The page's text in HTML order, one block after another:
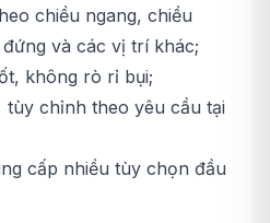
chiều ngang, chiều
và các vị trí khác;
không rò rỉ bụi;
tùy chỉnh theo yêu cầu tại
cấp nhiều tùy chọn đầu